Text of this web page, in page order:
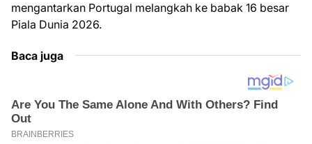
mengantarkan Portugal melangkah ke babak 16 besar
Piala Dunia 2026.
Baca juga